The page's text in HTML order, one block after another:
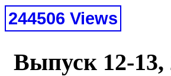
244506 Views
Выпуск 12-13,